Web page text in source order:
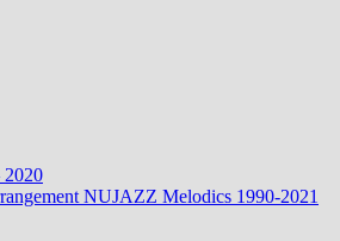
2020
NUJAZZ Melodics 1990-2021